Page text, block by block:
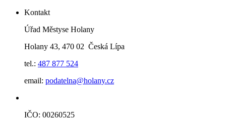
Kontakt
Úřad Městyse Holany
Holany 43, 470 02 Česká Lípa
tel.: 487 877 524
email: podatelna@holany.cz
IČO: 00260525